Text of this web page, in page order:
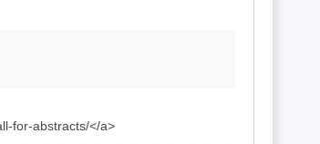
for-abstracts/</a>